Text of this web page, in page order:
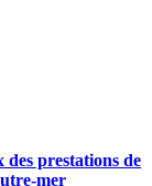
prestations de
mer